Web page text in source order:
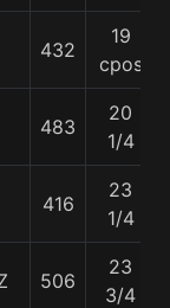
432
19
cpos
483
20
1/4
416
23
1/4
506
23
3/4